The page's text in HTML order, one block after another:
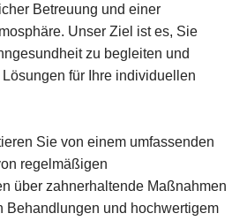
Betreuung und einer
Unser Ziel ist es, Sie
zu begleiten und
für Ihre individuellen
Sie von einem umfassenden
regelmäßigen
über zahnerhaltende Maßnahmen
Behandlungen und hochwertigem